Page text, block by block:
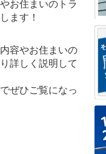
お住まいのトラ
ます！
容やお住まいの
詳しく説明して
ぜひご覧になっ